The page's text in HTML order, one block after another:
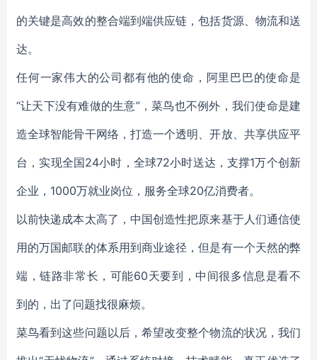
的关键是高效的整合端到端供应链，包括货源、物流和送
达。
任何一家伟大的公司都有他的使命，阿里巴巴的使命是
“让天下没有难做的生意”，菜鸟也不例外，我们使命是建
造全球智能骨干网络，打造一个透明、开放、共享供应平
台，实现全国24小时，全球72小时送达，支撑1万个创新
企业，1000万就业岗位，服务全球20亿消费者。
以前快递成本太高了，中国创造性把原来基于人们通信使
用的万国邮联的体系用到商业途径，但是有一个天然的弊
端，链路非常长，可能60天要到，中间很多信息是看不
到的，出了问题找很麻烦。
菜鸟看到这些问题以后，希望改变整个物流的状况，我们